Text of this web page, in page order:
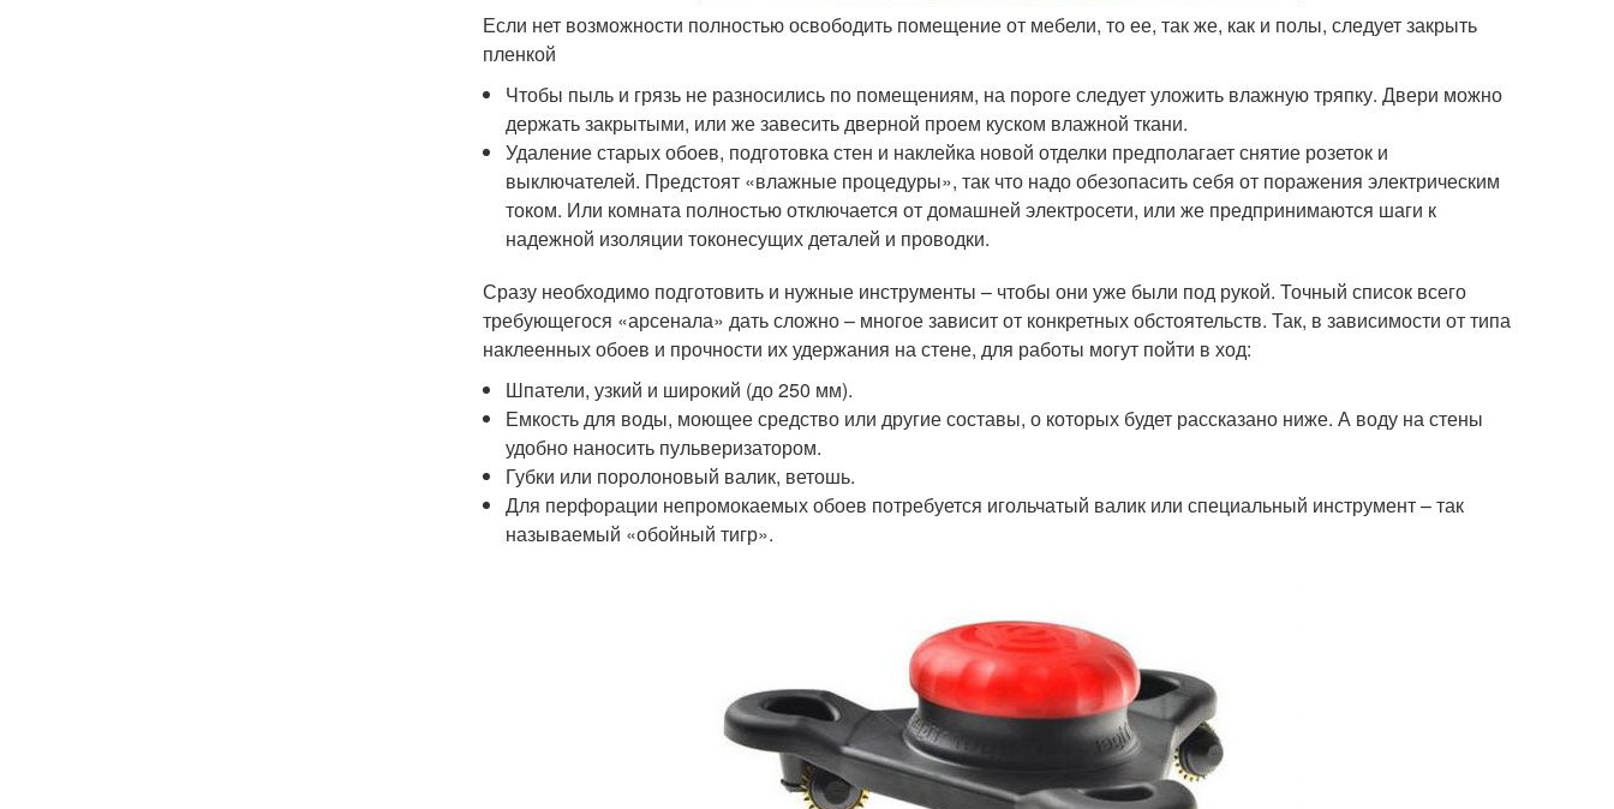
Если нет возможности полностью освободить помещение от мебели, то ее, так же, как и полы, следует закрыть
пленкой
Чтобы пыль и грязь не разносились по помещениям, на пороге следует уложить влажную тряпку. Двери можно
держать закрытыми, или же завесить дверной проем куском влажной ткани.
Удаление старых обоев, подготовка стен и наклейка новой отделки предполагает снятие розеток и
выключателей. Предстоят «влажные процедуры», так что надо обезопасить себя от поражения электрическим
током. Или комната полностью отключается от домашней электросети, или же предпринимаются шаги к
надежной изоляции токонесущих деталей и проводки.
Сразу необходимо подготовить и нужные инструменты – чтобы они уже были под рукой. Точный список всего
требующегося «арсенала» дать сложно – многое зависит от конкретных обстоятельств. Так, в зависимости от типа
наклеенных обоев и прочности их удержания на стене, для работы могут пойти в ход:
Шпатели, узкий и широкий (до 250 мм).
Емкость для воды, моющее средство или другие составы, о которых будет рассказано ниже. А воду на стены
удобно наносить пульверизатором.
Губки или поролоновый валик, ветошь.
Для перфорации непромокаемых обоев потребуется игольчатый валик или специальный инструмент – так
называемый «обойный тигр».